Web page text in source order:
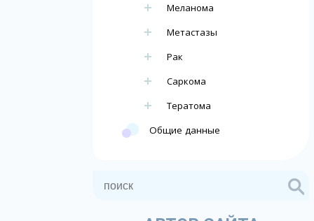
Меланома
Метастазы
Рак
Саркома
Тератома
Общие данные